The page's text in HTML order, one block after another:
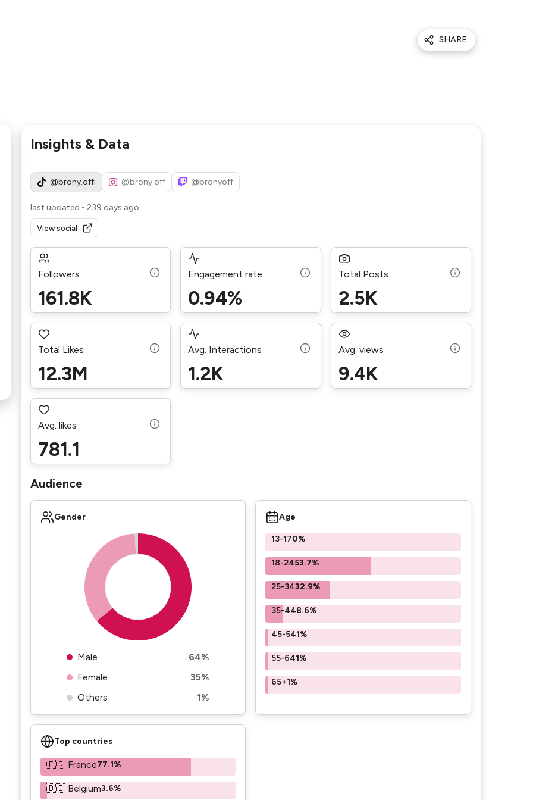
SHARE
Insights & Data
@brony.offi @brony.off @bronyoff
last updated - 239 days ago
View social
Followers
161.8K
Engagement rate
0.94%
Total Posts
2.5K
Total Likes
12.3M
Avg. Interactions
1.2K
Avg. views
9.4K
Avg. likes
781.1
Audience
Gender
Male
64%
Female
35%
Others
1%
Age
13-170%
18-2453.7%
25-3432.9%
35-448.6%
45-541%
55-641%
65+1%
Top countries
🇫🇷 France77.1%
🇧🇪 Belgium3.6%